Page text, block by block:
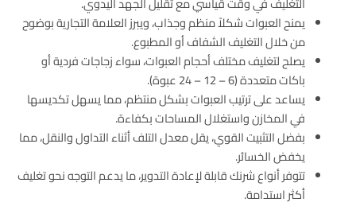
يمنح العبوات شكلاً منظم وجذاب، ويبرز العلامة التجارية بوضوح
من خلال التغليف الشفاف أو المطبوع.
يصلح لتغليف مختلف أحجام العبوات، سواء زجاجات فردية أو
باكات متعددة (6 – 12 – 24 عبوة).
يساعد على ترتيب العبوات بشكل منتظم، مما يسهل تكديسها
في المخازن واستغلال المساحات بكفاءة.
بفضل التثبيت القوي، يقل معدل التلف أثناء التداول والنقل، مما
يخفض الخسائر.
تتوفر أنواع شرنك قابلة لإعادة التدوير، ما يدعم التوجه نحو تغليف
أكثر استدامة.